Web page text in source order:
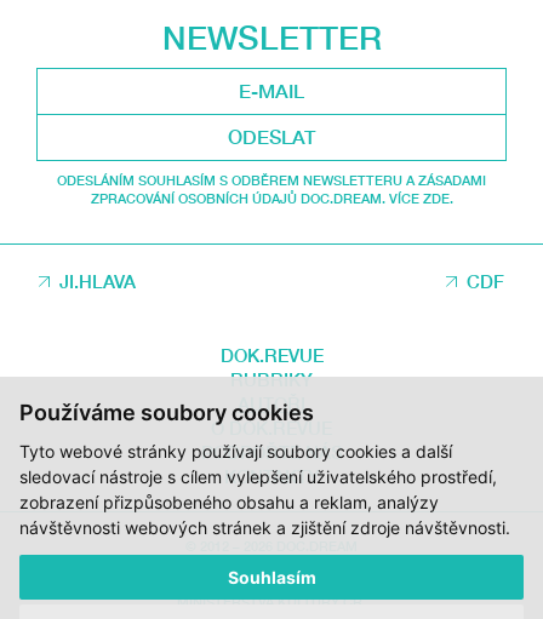
Používáme soubory cookies
Tyto webové stránky používají soubory cookies a další
sledovací nástroje s cílem vylepšení uživatelského prostředí,
zobrazení přizpůsobeného obsahu a reklam, analýzy
návštěvnosti webových stránek a zjištění zdroje návštěvnosti.
Souhlasím
NEWSLETTER
ODESLAT
ODESLÁNÍM SOUHLASÍM S ODBĚREM NEWSLETTERU A ZÁSADAMI
ZPRACOVÁNÍ OSOBNÍCH ÚDAJŮ DOC.DREAM. VÍCE ZDE.
JI.HLAVA CDF
DOK.REVUE
RUBRIKY
AUTOŘI
O DOK.REVUE
PODPOŘTE NÁS
KONTAKTY
ZA PODPORY STÁTNÍHO FONDU KINEMATOGRAFIE, KRAJE VYSOČINA A
MINISTERSTVA KULTURY ČR.